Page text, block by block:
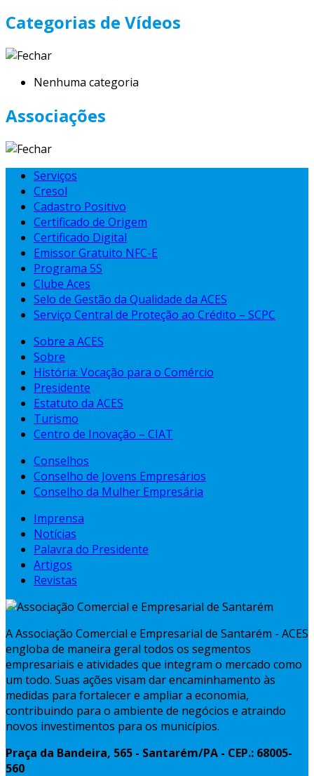
Categorias de Vídeos
Nenhuma categoria
Associações
Serviços
Cresol
Cadastro Positivo
Certificado de Origem
Certificado Digital
Emissor Gratuito NFC-E
Programa 5S
Clube Aces
Selo de Gestão da Qualidade da ACES
Serviço Central de Proteção ao Crédito – SCPC
Sobre a ACES
Sobre
História: Vocação para o Comércio
Presidente
Estatuto da ACES
Turismo
Centro de Inovação – CIAT
Conselhos
Conselho de Jovens Empresários
Conselho da Mulher Empresária
Imprensa
Notícias
Palavra do Presidente
Artigos
Revistas
A Associação Comercial e Empresarial de Santarém - ACES
engloba de maneira geral todos os segmentos
empresariais e atividades que integram o mercado como
um todo. Suas ações visam dar encaminhamento às
medidas para fortalecer e ampliar a economia,
contribuindo para o ambiente de negócios e atraindo
novos investimentos para os municípios.
Praça da Bandeira, 565 - Santarém/PA - CEP.: 68005-
560